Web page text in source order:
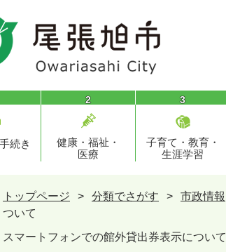
続き
2
健康・福祉・
医療
3
子育て・教育・
生涯学習
トップページ > 分類でさがす > 市政情報
ついて
スマートフォンでの館外貸出券表示について